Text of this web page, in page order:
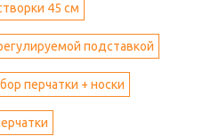
45 см
подставкой
перчатки + носки